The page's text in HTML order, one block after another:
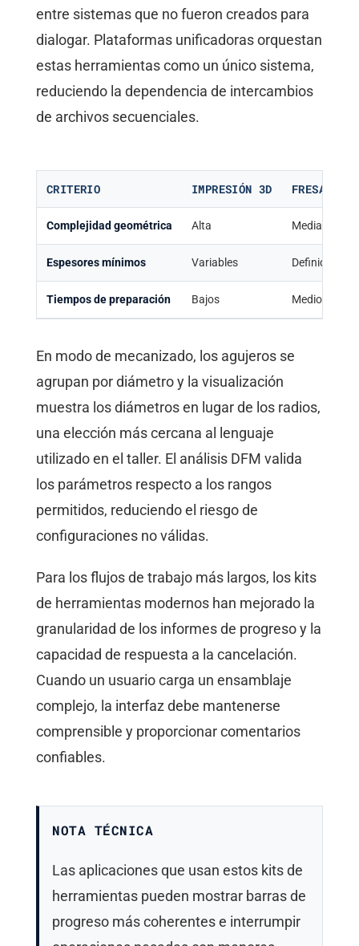
entre sistemas que no fueron creados para
dialogar. Plataformas unificadoras orquestan
estas herramientas como un único sistema,
reduciendo la dependencia de intercambios
de archivos secuenciales.
CRITERIO IMPRESIÓN 3D FRESADO
Complejidad geométrica Alta Media
Espesores mínimos Variables Definidos
Tiempos de preparación Bajos Medios
En modo de mecanizado, los agujeros se
agrupan por diámetro y la visualización
muestra los diámetros en lugar de los radios,
una elección más cercana al lenguaje
utilizado en el taller. El análisis DFM valida
los parámetros respecto a los rangos
permitidos, reduciendo el riesgo de
configuraciones no válidas.
Para los flujos de trabajo más largos, los kits
de herramientas modernos han mejorado la
granularidad de los informes de progreso y la
capacidad de respuesta a la cancelación.
Cuando un usuario carga un ensamblaje
complejo, la interfaz debe mantenerse
comprensible y proporcionar comentarios
confiables.
NOTA TÉCNICA
Las aplicaciones que usan estos kits de
herramientas pueden mostrar barras de
progreso más coherentes e interrumpir